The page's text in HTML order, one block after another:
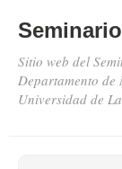
Sitio web del
Departamento de
Universidad de